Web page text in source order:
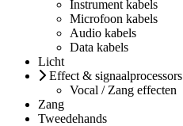
Instrument kabels
Microfoon kabels
Audio kabels
Data kabels
Licht
Effect & signaalprocessors
Vocal / Zang effecten
Zang
Tweedehands